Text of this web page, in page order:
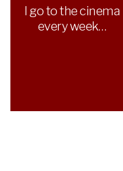
I go to the cinema
every week…